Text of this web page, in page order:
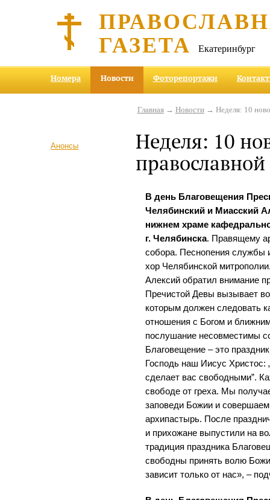
ГАЗЕТА Екатеринбург
Номера Новости Фоторепортажи
Анонсы
Главная→ Новости→ Неделя: 10
Неделя: 10
В день Благовещения
Челябинский и Миасский
нижнем храме
г. Челябинска. Правящему
собора. Песнопения службы
хор Челябинской
Алексий обратил внимание
Пречистой Девы вызывает
которым должен следовать
отношения с Богом и
послушание несовместимы
Благовещение – это
Господь наш Иисус Христос:
сделает вас свободными”.
свободе от греха. Мы
заповеди Божии и
архипастырь. После
и прихожане выпустили на
традиция праздника
свободны принять волю
зависит только от нас», –